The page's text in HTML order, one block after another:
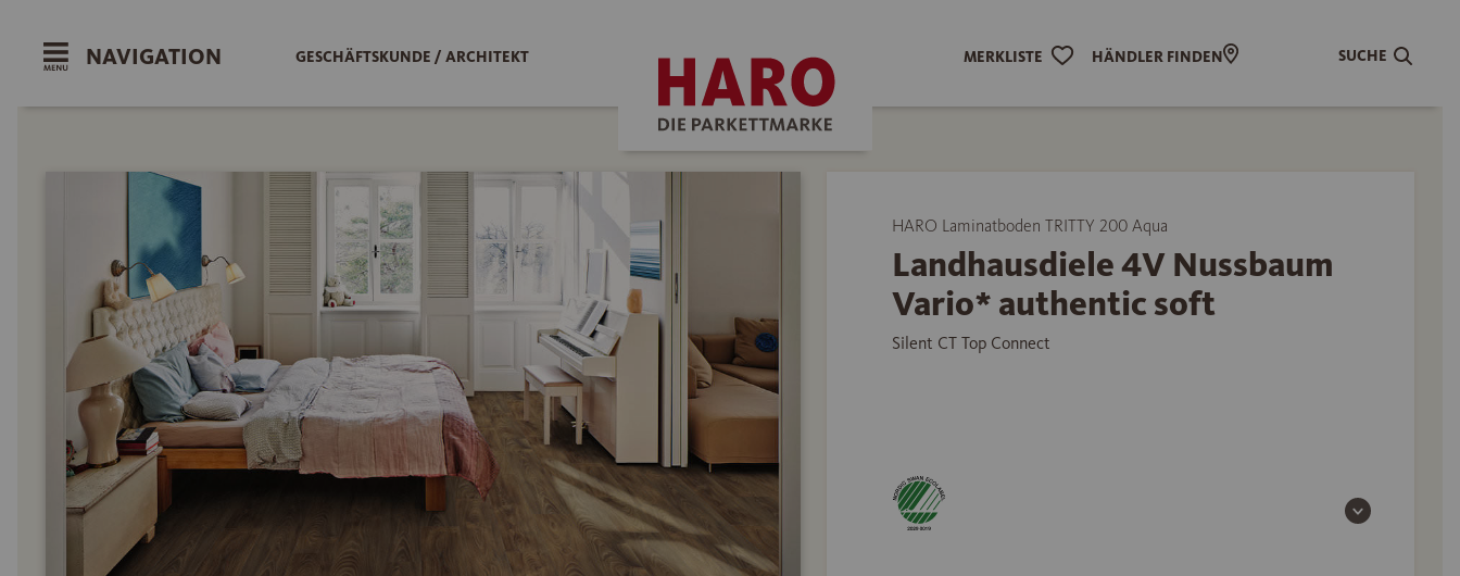
NAVIGATION GESCHÄFTSKUNDE / ARCHITEKT MERKLISTE HÄNDLER FINDEN SUCHE
HARO Laminatboden TRITTY 200 Aqua
Landhausdiele 4V Nussbaum
Vario* authentic soft
Silent CT Top Connect